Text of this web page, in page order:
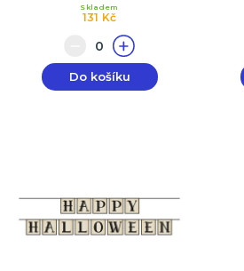
131 Kč
Skladem
Do košíku